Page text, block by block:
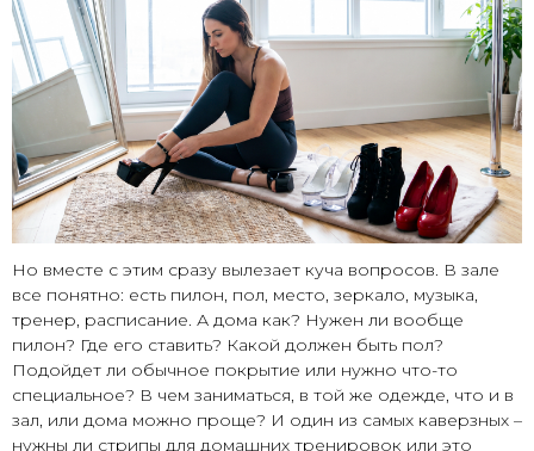
Но вместе с этим сразу вылезает куча вопросов. В зале
все понятно: есть пилон, пол, место, зеркало, музыка,
тренер, расписание. А дома как? Нужен ли вообще
пилон? Где его ставить? Какой должен быть пол?
Подойдет ли обычное покрытие или нужно что-то
специальное? В чем заниматься, в той же одежде, что и в
зал, или дома можно проще? И один из самых каверзных –
нужны ли стрипы для домашних тренировок или это